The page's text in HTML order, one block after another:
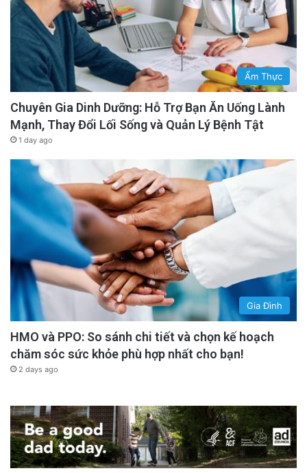
Ẩm Thực
Chuyên Gia Dinh Dưỡng: Hỗ Trợ Bạn Ăn Uống Lành
Mạnh, Thay Đổi Lối Sống và Quản Lý Bệnh Tật
1 day ago
Gia Đình
HMO và PPO: So sánh chi tiết và chọn kế hoạch
chăm sóc sức khỏe phù hợp nhất cho bạn!
2 days ago